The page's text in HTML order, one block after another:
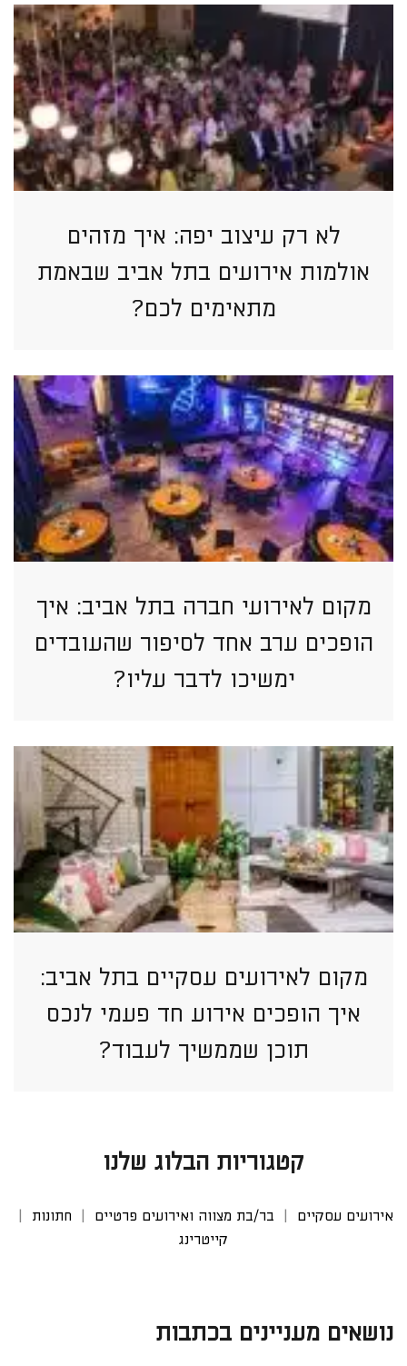
לא רק עיצוב יפה: איך מזהים
אולמות אירועים בתל אביב שבאמת
מתאימים לכם?
מקום לאירועי חברה בתל אביב: איך
הופכים ערב אחד לסיפור שהעובדים
ימשיכו לדבר עליו?
מקום לאירועים עסקיים בתל אביב:
איך הופכים אירוע חד פעמי לנכס
תוכן שממשיך לעבוד?
קטגוריות הבלוג שלנו
אירועים עסקיים בר/בת מצווה ואירועים פרטיים
חתונות
קייטרינג
נושאים מעניינים בכתבות